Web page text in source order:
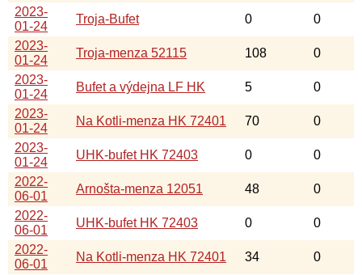
2023-
01-24
Troja-Bufet 0
0
2023-
01-24
Troja-menza 52115 108
0
2023-
01-24
Bufet a výdejna LF HK 5
0
2023-
01-24
Na Kotli-menza HK 72401 70
0
2023-
01-24
UHK-bufet HK 72403 0
0
2022-
06-01
Arnošta-menza 12051 48
0
2022-
06-01
UHK-bufet HK 72403 0
0
2022-
06-01
Na Kotli-menza HK 72401 34
0